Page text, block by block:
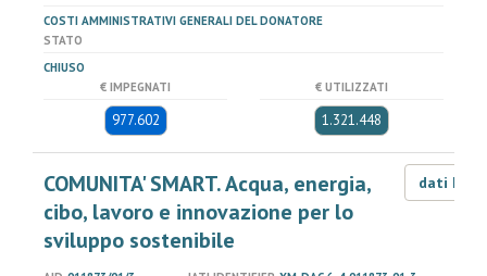
COSTI AMMINISTRATIVI GENERALI DEL DONATORE
STATO
CHIUSO
€ IMPEGNATI
977.602
€ UTILIZZATI
1.321.448
COMUNITA' SMART. Acqua, energia,
cibo, lavoro e innovazione per lo
sviluppo sostenibile
dati LOD